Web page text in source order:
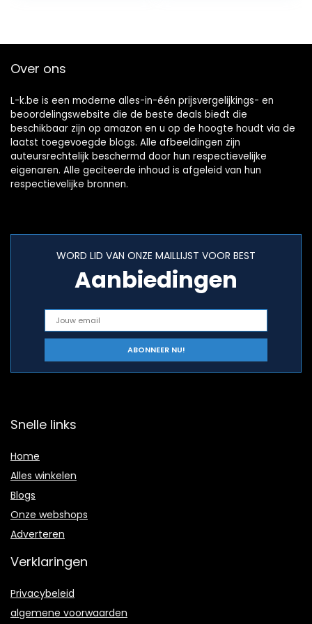
Over ons
L-k.be is een moderne alles-in-één prijsvergelijkings- en
beoordelingswebsite die de beste deals biedt die
beschikbaar zijn op amazon en u op de hoogte houdt via de
laatst toegevoegde blogs. Alle afbeeldingen zijn
auteursrechtelijk beschermd door hun respectievelijke
eigenaren. Alle geciteerde inhoud is afgeleid van hun
respectievelijke bronnen.
WORD LID VAN ONZE MAILLIJST VOOR BEST
Aanbiedingen
Snelle links
Home
Alles winkelen
Blogs
Onze webshops
Adverteren
Verklaringen
Privacybeleid
algemene voorwaarden